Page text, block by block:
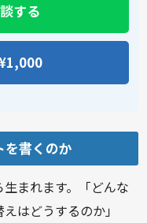
する
を書くのか
まれます。「どんな
はどうするのか」